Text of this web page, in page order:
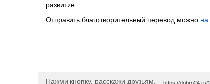
развитие.
Отправить благотворительный перевод можно на
Нажми кнопку, расскажи друзьям. https://dobro24.ru/